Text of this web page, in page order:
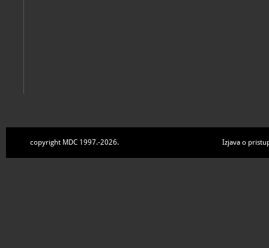
copyright MDC 1997.-2026. Izjava o